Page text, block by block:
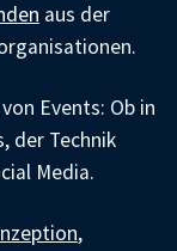
aus der
Events: Ob in
der Technik
Media.
,